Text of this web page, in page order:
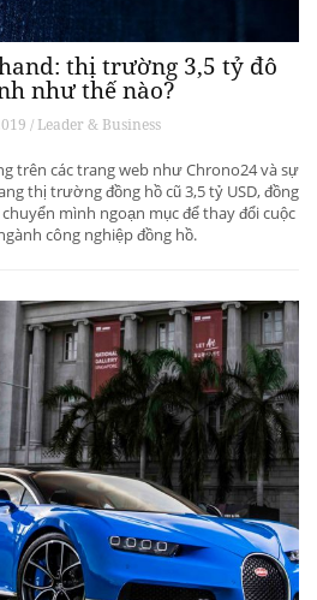
thị trường 3,5 tỷ đô
như thế nào?
/ Leader & Business
trên các trang web như Chrono24 và sự
thị trường đồng hồ cũ 3,5 tỷ USD, đồng
mình ngoạn mục để thay đổi cuộc
công nghiệp đồng hồ.